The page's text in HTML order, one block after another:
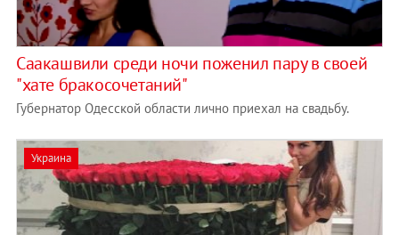
Саакашвили среди ночи поженил пару в своей
"хате бракосочетаний"
Губернатор Одесской области лично приехал на свадьбу.
Украина